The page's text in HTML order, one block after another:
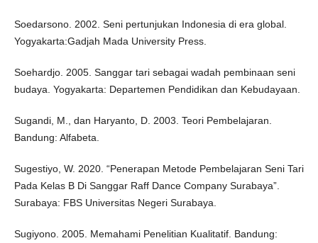
Soedarsono. 2002. Seni pertunjukan Indonesia di era global.
Yogyakarta:Gadjah Mada University Press.
Soehardjo. 2005. Sanggar tari sebagai wadah pembinaan seni
budaya. Yogyakarta: Departemen Pendidikan dan Kebudayaan.
Sugandi, M., dan Haryanto, D. 2003. Teori Pembelajaran.
Bandung: Alfabeta.
Sugestiyo, W. 2020. “Penerapan Metode Pembelajaran Seni Tari
Pada Kelas B Di Sanggar Raff Dance Company Surabaya”.
Surabaya: FBS Universitas Negeri Surabaya.
Sugiyono. 2005. Memahami Penelitian Kualitatif. Bandung: